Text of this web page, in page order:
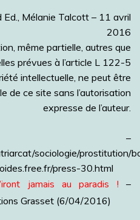
Ed., Mélanie Talcott – 11 avril
2016
même partielle, autres que
prévues à l’article L 122-5
intellectuelle, ne peut être
de ce site sans l’autorisation
expresse de l’auteur.
–
sociologie/prostitution/
press-30.html
jamais au paradis ! –
Grasset (6/04/2016)